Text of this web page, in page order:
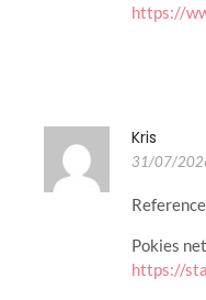
https://
Kris
31/07/
Pokies
https://